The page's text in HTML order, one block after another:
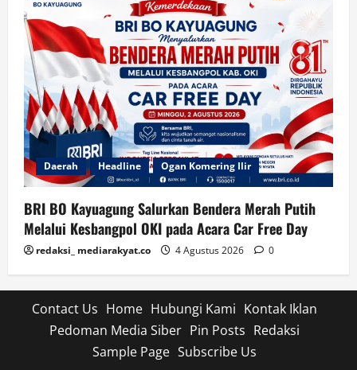
Daerah Headline Ogan Komering Ilir
BRI BO Kayuagung Salurkan Bendera Merah Putih
Melalui Kesbangpol OKI pada Acara Car Free Day
redaksi_ mediarakyat.co 4 Agustus 2026 0
Contact Us Home Hubungi Kami Kontak Iklan
Pedoman Media Siber Pin Posts Redaksi
Sample Page Subscribe Us